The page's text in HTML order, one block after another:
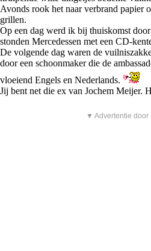
Avonds rook het naar verbrand papier
grillen.
Op een dag werd ik bij thuiskomst
stonden Mercedessen met een CD-
De volgende dag waren de
door een schoonmaker die de
vloeiend Engels en Nederlands.
Jij bent net die ex van Jochem Meijer.
▼ Advertentie door